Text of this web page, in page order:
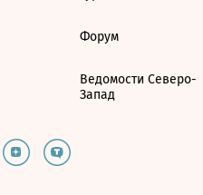
Форум
Ведомости Северо-
Запад